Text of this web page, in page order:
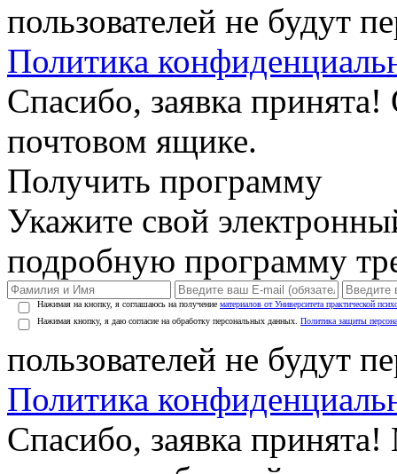
пользователей не будут
Политика
Спасибо, заявка
почтовом ящике.
Получить программу
Укажите свой
подробную программу
Нажимая на кнопку, я соглашаюсь на получение материалов от Университета практической
Нажимая кнопку, я даю согласие на обработку персональных данных. Политика защиты
пользователей не будут
Политика
Спасибо, заявка